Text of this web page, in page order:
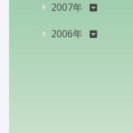
2007年
2006年